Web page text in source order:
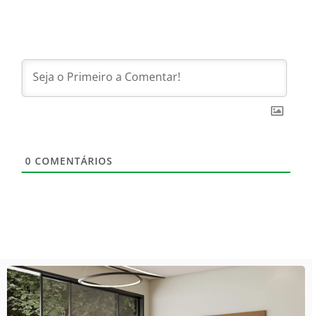
0 COMENTÁRIOS